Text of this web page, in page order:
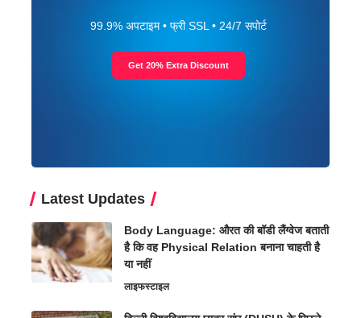
99.9% अपटाइम • फ्री SSL • 24/7 सपोर्ट
Get 20% Extra Discount
Latest Updates
Body Language: औरत की बॉडी लैंग्वेज बताती
है कि वह Physical Relation बनाना चाहती है
या नहीं
लाइफस्टाइल